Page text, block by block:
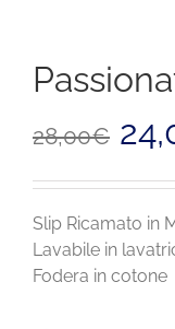
28,00€ prezzo
era:
Slip Ricamato in
Lavabile in
Fodera in cotone